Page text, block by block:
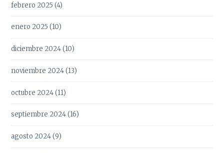
febrero 2025 (4)
enero 2025 (10)
diciembre 2024(10)
noviembre 2024(13)
octubre 2024(11)
septiembre 2024(16)
agosto 2024(9)